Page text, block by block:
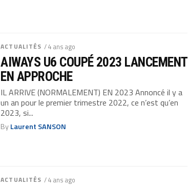
ACTUALITÉS / 4 ans ago
AIWAYS U6 COUPÉ 2023 LANCEMENT
EN APPROCHE
IL ARRIVE (NORMALEMENT) EN 2023 Annoncé il y a
un an pour le premier trimestre 2022, ce n’est qu’en
2023, si...
ByLaurent SANSON
ACTUALITÉS / 4 ans ago